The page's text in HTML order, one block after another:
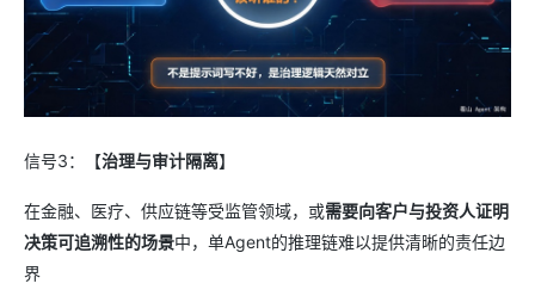
信号3：【治理与审计隔离】
在金融、医疗、供应链等受监管领域，或需要向客户与投资人证明
决策可追溯性的场景中，单Agent的推理链难以提供清晰的责任边
界